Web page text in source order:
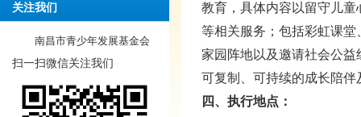
关注我们
南昌市青少年发展基金会
扫一扫微信关注我们
教育，具体内容以留守儿
等相关服务；包括彩虹课
家园阵地以及邀请社会公
可复制、可持续的成长陪伴
四、执行地点：